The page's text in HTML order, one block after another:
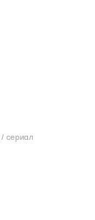
/ сериал